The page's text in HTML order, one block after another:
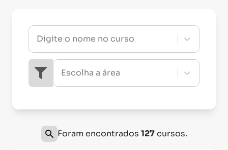
Digite o nome no curso
Escolha a área
Foram encontrados 127cursos.